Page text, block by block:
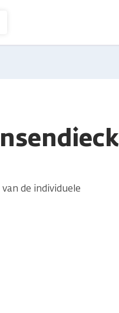
de individuele